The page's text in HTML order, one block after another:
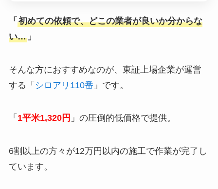
「 初めての依頼で、どこの業者が良いか分からな
い…」
そんな方におすすめなのが、東証上場企業が運営
する「 シロアリ110番 」です。
「 1平米1,320円 」の圧倒的低価格で提供。
6割以上の方々が12万円以内の施工で作業が完了し
ています。